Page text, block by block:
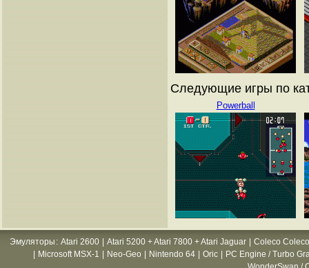
Следующие игры по
Powerball
Эмуляторы : Atari 2600 Atari 5200 + Atari 7800 + Atari Jaguar
Coleco
Microsoft MSX-1 Neo-Geo Nintendo 64 Oric
PC Engine / Turbo